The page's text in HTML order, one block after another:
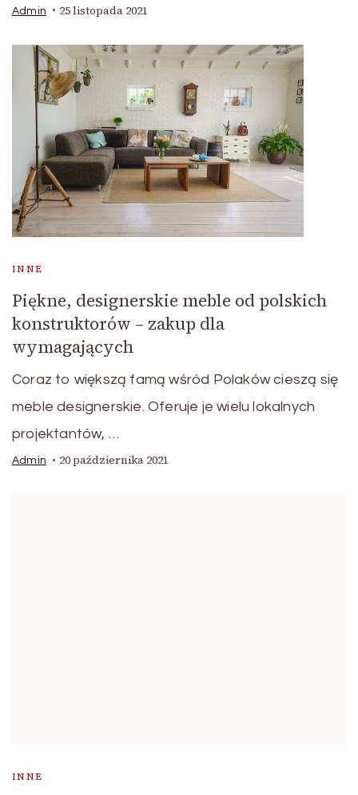
Admin 25 listopada 2021
INNE
Piękne, designerskie meble od polskich
konstruktorów – zakup dla
wymagających
Coraz to większą famą wśród Polaków cieszą się
meble designerskie. Oferuje je wielu lokalnych
projektantów, …
Admin 20 października 2021
INNE